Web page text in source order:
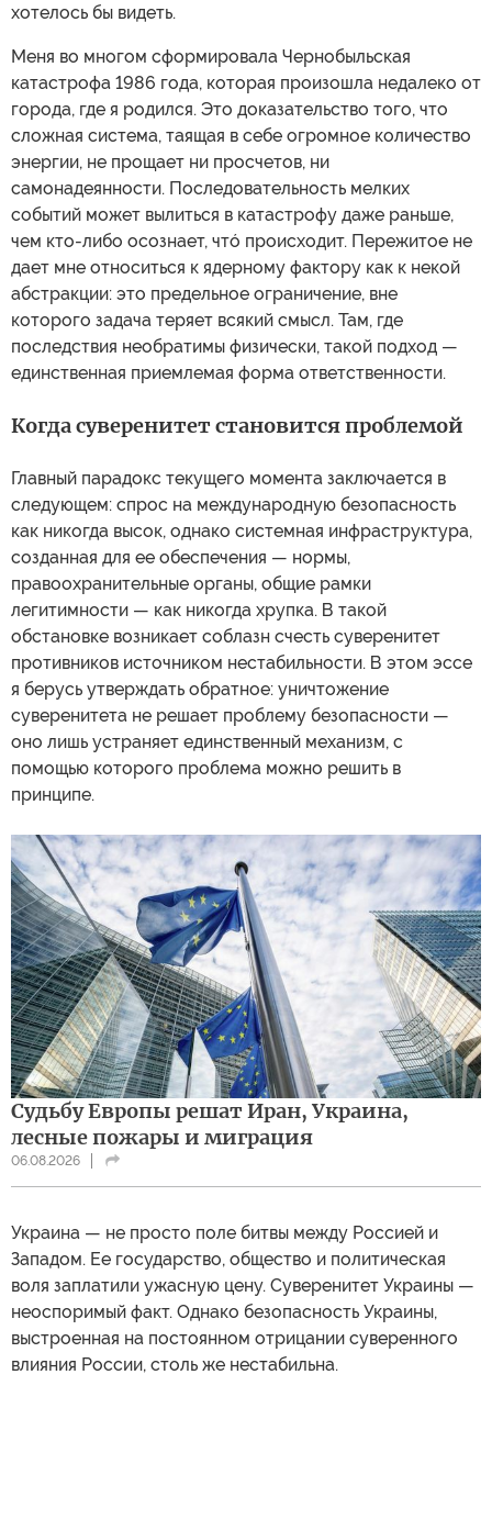
хотелось бы видеть.
Меня во многом сформировала Чернобыльская
катастрофа 1986 года, которая произошла недалеко от
города, где я родился. Это доказательство того, что
сложная система, таящая в себе огромное количество
энергии, не прощает ни просчетов, ни
самонадеянности. Последовательность мелких
событий может вылиться в катастрофу даже раньше,
чем кто-либо осознает, чтó происходит. Пережитое не
дает мне относиться к ядерному фактору как к некой
абстракции: это предельное ограничение, вне
которого задача теряет всякий смысл. Там, где
последствия необратимы физически, такой подход —
единственная приемлемая форма ответственности.
Когда суверенитет становится проблемой
Главный парадокс текущего момента заключается в
следующем: спрос на международную безопасность
как никогда высок, однако системная инфраструктура,
созданная для ее обеспечения — нормы,
правоохранительные органы, общие рамки
легитимности — как никогда хрупка. В такой
обстановке возникает соблазн счесть суверенитет
противников источником нестабильности. В этом эссе
я берусь утверждать обратное: уничтожение
суверенитета не решает проблему безопасности —
оно лишь устраняет единственный механизм, с
помощью которого проблема можно решить в
принципе.
Судьбу Европы решат Иран, Украина,
лесные пожары и миграция
06.08.2026
Украина — не просто поле битвы между Россией и
Западом. Ее государство, общество и политическая
воля заплатили ужасную цену. Суверенитет Украины —
неоспоримый факт. Однако безопасность Украины,
выстроенная на постоянном отрицании суверенного
влияния России, столь же нестабильна.